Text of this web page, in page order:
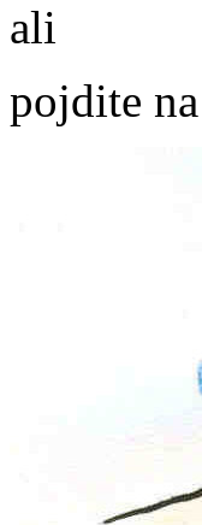
ali
pojdite na